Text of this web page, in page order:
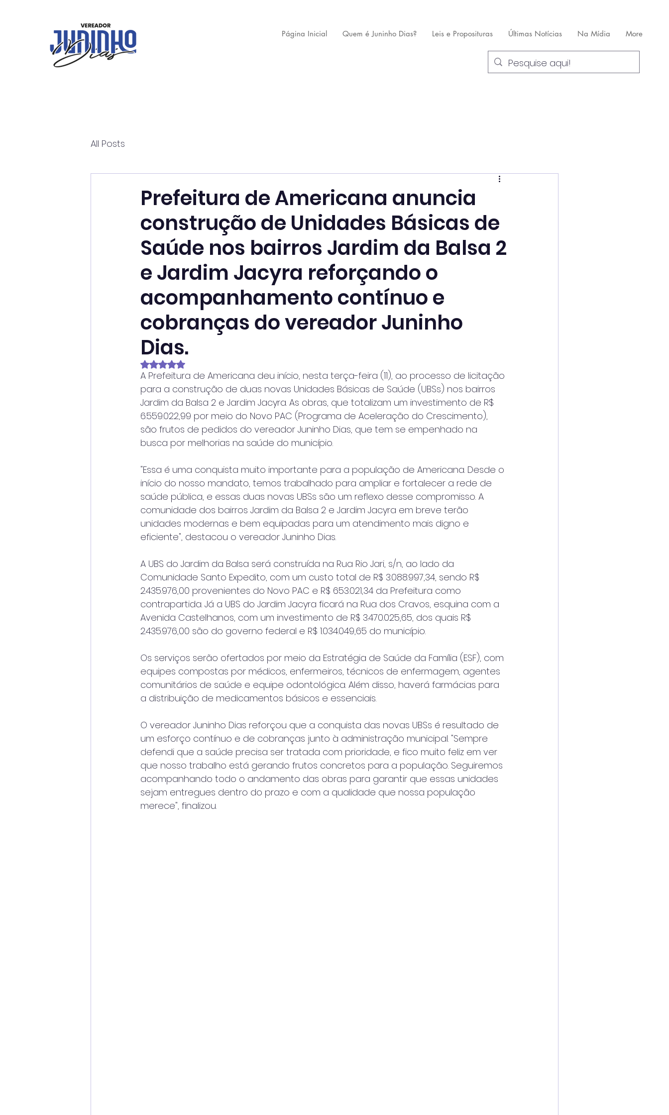
Página Inicial Quem é Juninho Dias? Leis e Proposituras Últimas Notícias Na Mídia More
All Posts
Prefeitura de Americana anuncia
construção de Unidades Básicas de
Saúde nos bairros Jardim da Balsa 2
e Jardim Jacyra reforçando o
acompanhamento contínuo e
cobranças do vereador Juninho
Dias.
Avaliado com NaN de 5 estrelas.
A Prefeitura de Americana deu início, nesta terça-feira (11), ao processo de licitação
para a construção de duas novas Unidades Básicas de Saúde (UBSs) nos bairros
Jardim da Balsa 2 e Jardim Jacyra. As obras, que totalizam um investimento de R$
6.559.022,99 por meio do Novo PAC (Programa de Aceleração do Crescimento),
são frutos de pedidos do vereador Juninho Dias, que tem se empenhado na
busca por melhorias na saúde do município.
"Essa é uma conquista muito importante para a população de Americana. Desde o
início do nosso mandato, temos trabalhado para ampliar e fortalecer a rede de
saúde pública, e essas duas novas UBSs são um reflexo desse compromisso. A
comunidade dos bairros Jardim da Balsa 2 e Jardim Jacyra em breve terão
unidades modernas e bem equipadas para um atendimento mais digno e
eficiente", destacou o vereador Juninho Dias.
A UBS do Jardim da Balsa será construída na Rua Rio Jari, s/n, ao lado da
Comunidade Santo Expedito, com um custo total de R$ 3.088.997,34, sendo R$
2.435.976,00 provenientes do Novo PAC e R$ 653.021,34 da Prefeitura como
contrapartida. Já a UBS do Jardim Jacyra ficará na Rua dos Cravos, esquina com a
Avenida Castelhanos, com um investimento de R$ 3.470.025,65, dos quais R$
2.435.976,00 são do governo federal e R$ 1.034.049,65 do município.
Os serviços serão ofertados por meio da Estratégia de Saúde da Família (ESF), com
equipes compostas por médicos, enfermeiros, técnicos de enfermagem, agentes
comunitários de saúde e equipe odontológica. Além disso, haverá farmácias para
a distribuição de medicamentos básicos e essenciais.
O vereador Juninho Dias reforçou que a conquista das novas UBSs é resultado de
um esforço contínuo e de cobranças junto à administração municipal. "Sempre
defendi que a saúde precisa ser tratada com prioridade, e fico muito feliz em ver
que nosso trabalho está gerando frutos concretos para a população. Seguiremos
acompanhando todo o andamento das obras para garantir que essas unidades
sejam entregues dentro do prazo e com a qualidade que nossa população
merece", finalizou.